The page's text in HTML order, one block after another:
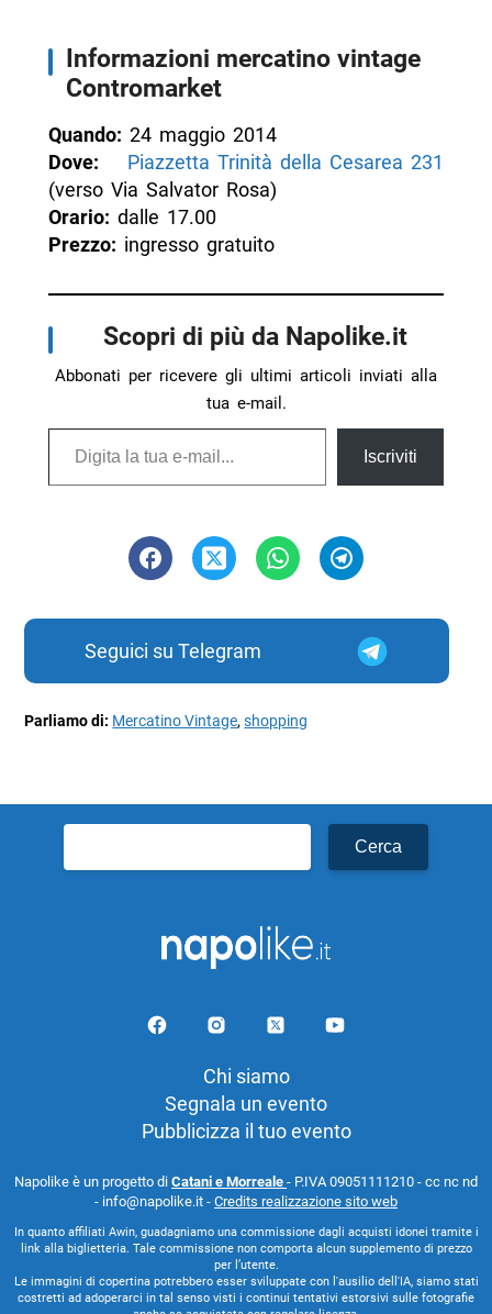
Informazioni mercatino vintage
Contromarket
Quando: 24 maggio 2014
Dove:
Piazzetta Trinità della Cesarea 231
(verso Via Salvator Rosa)
Orario: dalle 17.00
Prezzo: ingresso gratuito
Scopri di più da Napolike.it
Abbonati per ricevere gli ultimi articoli inviati alla
tua e-mail.
Digita la tua e-mail...
Iscriviti
Seguici su Telegram
Parliamo di: Mercatino Vintage,shopping
per:
Chi siamo
Segnala un evento
Pubblicizza il tuo evento
Napolike è un progetto di Catani e Morreale - P.IVA 09051111210 - cc nc nd
- info@napolike.it - Credits realizzazione sito web
In quanto affiliati Awin, guadagniamo una commissione dagli acquisti idonei tramite i
link alla biglietteria. Tale commissione non comporta alcun supplemento di prezzo
per l’utente.
Le immagini di copertina potrebbero esser sviluppate con l'ausilio dell'IA, siamo stati
costretti ad adoperarci in tal senso visti i continui tentativi estorsivi sulle fotografie